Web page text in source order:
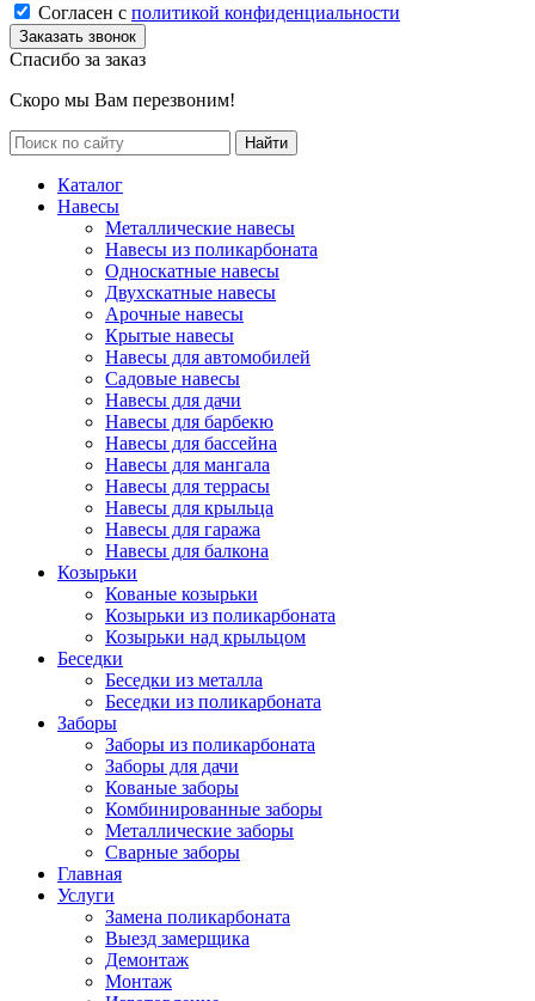
Согласен с политикой конфиденциальности
Спасибо за заказ
Скоро мы Вам перезвоним!
Каталог
Навесы
Металлические навесы
Навесы из поликарбоната
Односкатные навесы
Двухскатные навесы
Арочные навесы
Крытые навесы
Навесы для автомобилей
Садовые навесы
Навесы для дачи
Навесы для барбекю
Навесы для бассейна
Навесы для мангала
Навесы для террасы
Навесы для крыльца
Навесы для гаража
Навесы для балкона
Козырьки
Кованые козырьки
Козырьки из поликарбоната
Козырьки над крыльцом
Беседки
Беседки из металла
Беседки из поликарбоната
Заборы
Заборы из поликарбоната
Заборы для дачи
Кованые заборы
Комбинированные заборы
Металлические заборы
Сварные заборы
Главная
Услуги
Замена поликарбоната
Выезд замерщика
Демонтаж
Монтаж